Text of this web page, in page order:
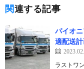
関連する記事
パイオ
適配送
ラストワ